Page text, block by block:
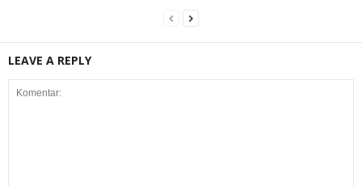
LEAVE A REPLY